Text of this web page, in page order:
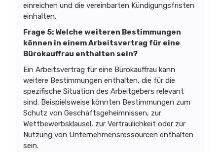
einreichen und die vereinbarten Kündigungsfristen
einhalten.
Frage 5: Welche weiteren Bestimmungen
können in einem Arbeitsvertrag für eine
Bürokauffrau enthalten sein?
Ein Arbeitsvertrag für eine Bürokauffrau kann
weitere Bestimmungen enthalten, die für die
spezifische Situation des Arbeitgebers relevant
sind. Beispielsweise könnten Bestimmungen zum
Schutz von Geschäftsgeheimnissen, zur
Wettbewerbsklausel, zur Vertraulichkeit oder zur
Nutzung von Unternehmensressourcen enthalten
sein.